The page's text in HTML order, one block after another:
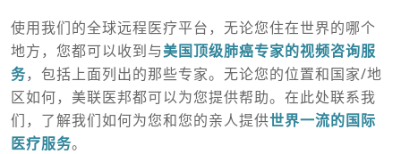
使用我们的全球远程医疗平台，无论您住在世界的哪个
地方，您都可以收到与美国顶级肺癌专家的视频咨询服
务，包括上面列出的那些专家。无论您的位置和国家/地
区如何，美联医邦都可以为您提供帮助。在此处联系我
们，了解我们如何为您和您的亲人提供世界一流的国际
医疗服务。